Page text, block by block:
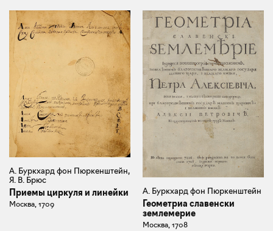
А. Буркхард фон Пюркенштейн,
Я. В. Брюс
Приемы циркуля и линейки
Москва, 1709
А. Буркхард фон Пюркенштейн
Геометриа славенски
землемерие
Москва, 1708